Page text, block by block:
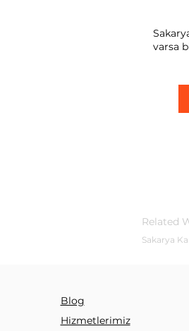
varsa
Related
Sakarya
Blog
Hizmetlerimiz